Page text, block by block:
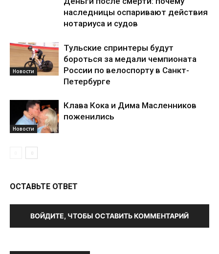
наследницы оспаривают действия
нотариуса и судов
Новости
Тульские спринтеры будут
бороться за медали чемпионата
России по велоспорту в Санкт-
Петербурге
Новости
Клава Кока и Дима Масленников
поженились
ОСТАВЬТЕ ОТВЕТ
ВОЙДИТЕ, ЧТОБЫ ОСТАВИТЬ КОММЕНТАРИЙ